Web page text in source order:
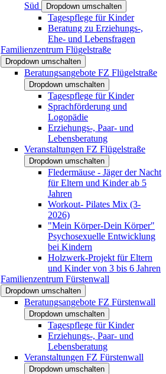
Süd
Dropdown umschalten
Tagespflege für Kinder
Beratung zu Erziehungs-,
Ehe- und Lebensfragen
Familienzentrum Flügelstraße
Dropdown umschalten
Beratungsangebote FZ Flügelstraße
Dropdown umschalten
Tagespflege für Kinder
Sprachförderung und
Logopädie
Erziehungs-, Paar- und
Lebensberatung
Veranstaltungen FZ Flügelstraße
Dropdown umschalten
Fledermäuse - Jäger der Nacht
für Eltern und Kinder ab 5
Jahren
Workout- Pilates Mix (3-
2026)
"Mein Körper-Dein Körper"
Psychosexuelle Entwicklung
bei Kindern
Holzwerk-Projekt für Eltern
und Kinder von 3 bis 6 Jahren
Familienzentrum Fürstenwall
Dropdown umschalten
Beratungsangebote FZ Fürstenwall
Dropdown umschalten
Tagespflege für Kinder
Erziehungs-, Paar- und
Lebensberatung
Veranstaltungen FZ Fürstenwall
Dropdown umschalten